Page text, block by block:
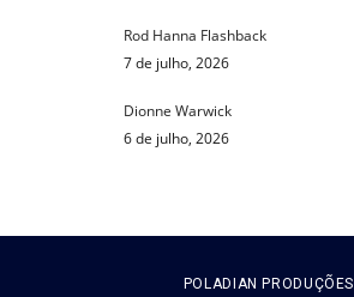
Rod Hanna Flashback
7 de julho, 2026
Dionne Warwick
6 de julho, 2026
POLADIAN PRODUÇÕES